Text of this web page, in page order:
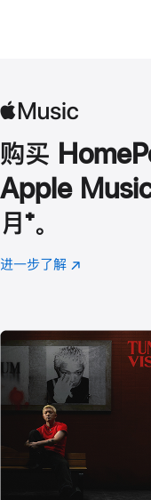
购买
Apple
月 脚
注
⁺。
进一步了解 Apple
(在
口
中
打
开)